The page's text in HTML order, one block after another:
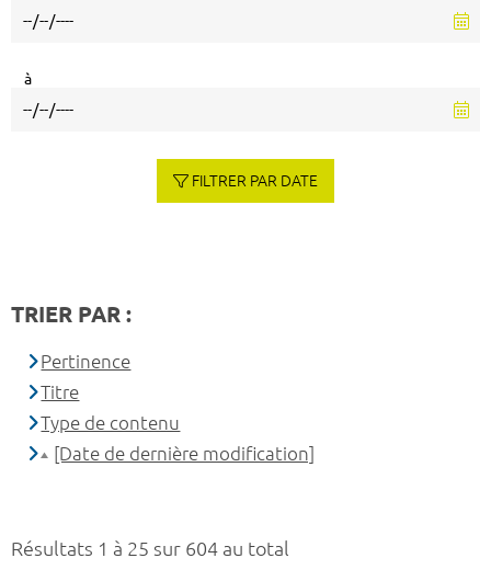
Résultats 1 à 25 sur 604 au total
à
FILTRER PAR DATE
TRIER PAR :
Pertinence
Titre
Type de contenu
[Date de dernière modification]